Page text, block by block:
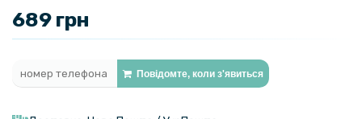
689 грн
Повідомте, коли з'явиться